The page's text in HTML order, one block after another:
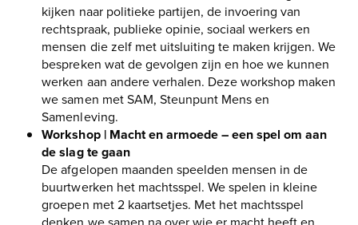
kijken naar politieke partijen, de invoering van
rechtspraak, publieke opinie, sociaal werkers en
mensen die zelf met uitsluiting te maken krijgen. We
bespreken wat de gevolgen zijn en hoe we kunnen
werken aan andere verhalen. Deze workshop maken
we samen met SAM, Steunpunt Mens en
Samenleving.
Workshop | Macht en armoede – een spel om aan
de slag te gaan
De afgelopen maanden speelden mensen in de
buurtwerken het machtsspel. We spelen in kleine
groepen met 2 kaartsetjes. Met het machtsspel